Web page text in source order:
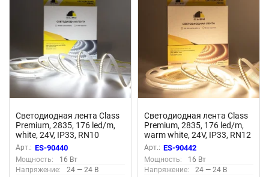
Светодиодная лента Class
Premium, 2835, 176 led/m,
white, 24V, IP33, RN10
Арт.: ES-90440
Мощность:
16 Вт
Напряжение:
24 — 24 В
Светодиодная лента Class
Premium, 2835, 176 led/m,
warm white, 24V, IP33, RN12
Арт.: ES-90442
Мощность:
16 Вт
Напряжение:
24 — 24 В